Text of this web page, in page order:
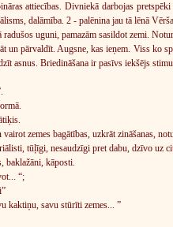
attiecības. Divniekā darbojas
dalāmība. 2 - palēnina jau tā lēnā
uguni, pamazām sasildot zemi.
un pārvaldīt. Augsne, kas ieņem. Viss ko
asnus. Briedināšana ir pasīvs iekšējs
zemes bagātības, uzkrāt zināšanas,
tūļīgi, nesaudzīgi pret dabu, dzīvo uz
baklažāni, kāposti.
“;
kaktiņu, savu stūrīti zemes... ”